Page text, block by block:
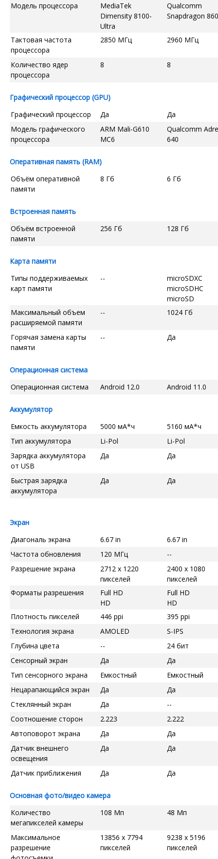
Модель процессора
MediaTek
Dimensity 8100-
Ultra
Qualcomm
Snapdragon 860
Тактовая частота
процессора
2850 МГц 2960 МГц
Количество ядер
процессора
8 8
Графический процессор (GPU)
Графический процессор
Да
Да
Модель графического
процессора
ARM Mali-G610
MC6
Qualcomm
640
Оперативная память (RAM)
Объём оперативной
памяти
8 Гб 6 Гб
Встроенная память
Объём встроенной
памяти
256 Гб 128 Гб
Карта памяти
Типы поддерживаемых
карт памяти
--
microSDXC
microSDHC
microSD
Максимальный объем
расширяемой памяти
-- 1024 Гб
Горячая замена карты
памяти
-- Да
Операционная система
Операционная система
Android 12.0 Android 11.0
Аккумулятор
Емкость аккумулятора
5000 мА*ч
5160 мА*ч
Тип аккумулятора
Li-Pol
Li-Pol
Зарядка аккумулятора
от USB
Да Да
Быстрая зарядка
аккумулятора
Да Да
Экран
Диагональ экрана
6.67 in
6.67 in
Частота обновления
120 МГц
--
Разрешение экрана
2712 x 1220
пикселей
2400 x 1080
пикселей
Форматы разрешения
Full HD
HD
Full HD
HD
Плотность пикселей
446 ppi
395 ppi
Технология экрана
AMOLED
S-IPS
Глубина цвета
--
24 бит
Сенсорный экран
Да
Да
Тип сенсорного экрана
Емкостный
Емкостный
Нецарапающийся экран
Да
Да
Стеклянный экран
Да
--
Соотношение сторон
2.223
2.222
Автоповорот экрана
Да
Да
Датчик внешнего
освещения
Да Да
Датчик приближения Да Да
Основная фото/видео камера
Количество
мегапикселей камеры
108 Мп 48 Мп
Максимальное
разрешение
13856 x 7794
пикселей
9238 x 5196
пикселей